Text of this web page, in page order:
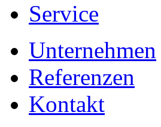
Service
Unternehmen
Referenzen
Kontakt